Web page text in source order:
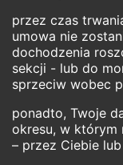
przez czas
umowa nie
dochodzenia
sekcji - lub do
sprzeciw wobec
ponadto, Twoje
okresu, w którym
– przez Ciebie